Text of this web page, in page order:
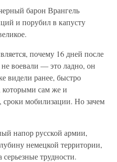
барон Врангель
и порубил в капусту
почему 16 дней после
воевали — это ладно, он
видели ранее, быстро
которыми сам же и
сроки мобилизации. Но зачем
напор русской армии,
немецкой территории,
трудности.